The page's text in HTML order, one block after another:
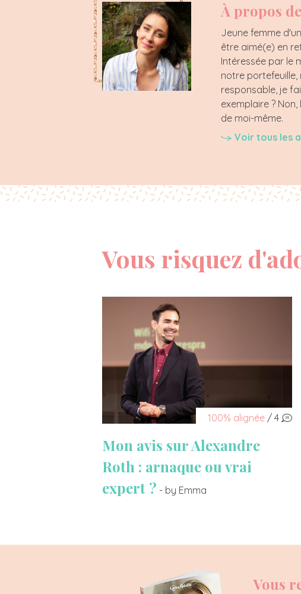
À propos
Jeune femme
être aimé(e) en
Intéressée par le
notre portefeuille,
responsable, je
exemplaire ?
de moi-même.
Voir tous les
Vous risquez
100% alignée / 4
Mon avis sur Alexandre
Roth : arnaque ou vrai
expert ? - by Emma
Vous